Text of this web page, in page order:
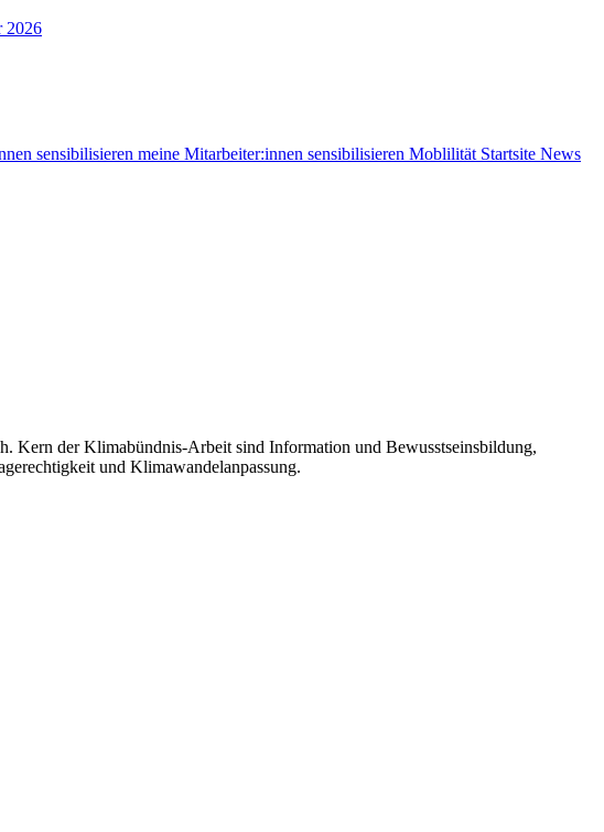
2026
sensibilisieren meine Mitarbeiter:innen sensibilisieren Moblilität Startsite News
Kern der Klimabündnis-Arbeit sind Information und Bewusstseinsbildung,
und Klimawandelanpassung.